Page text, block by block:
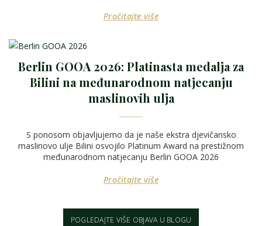
Pročitajte više
Berlin GOOA 2026: Platinasta medalja za
Bilini na međunarodnom natjecanju
maslinovih ulja
S ponosom objavljujemo da je naše ekstra djevičansko
maslinovo ulje Bilini osvojilo Platinum Award na prestižnom
međunarodnom natjecanju Berlin GOOA 2026
Pročitajte više
POGLEDAJTE VIŠE OBJAVA U BLOGU